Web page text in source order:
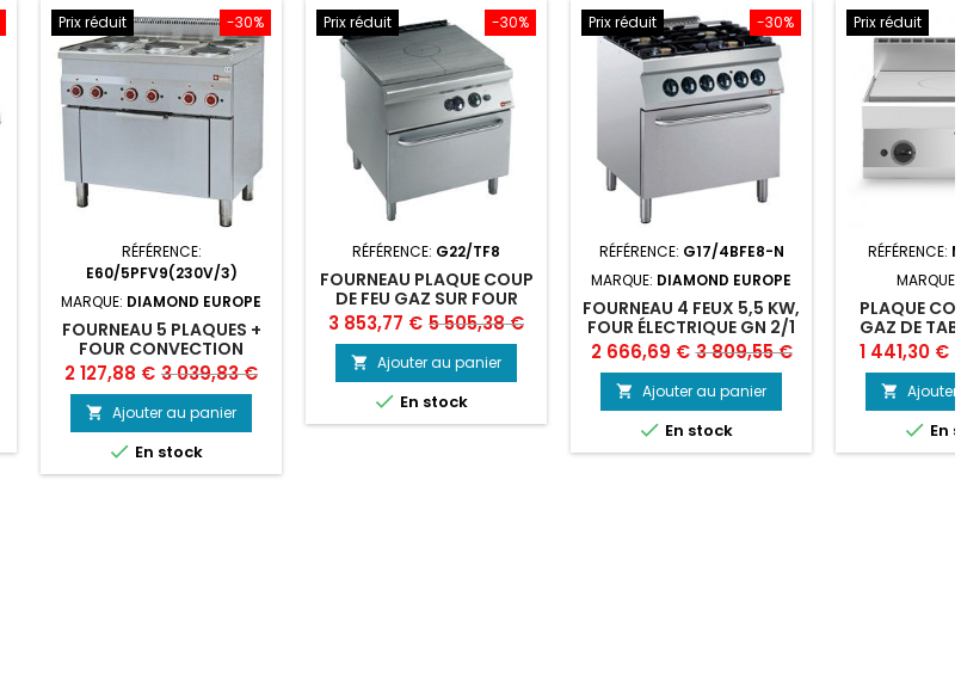
-30%
Prix réduit
RÉFÉRENCE:
E60/5PFV9(230V/3)
MARQUE: DIAMOND EUROPE
FOURNEAU 5 PLAQUES +
FOUR CONVECTION
ELECTRIQUE GN 1/1
Prix
2 127,88 € Prix
base
3 039,83 €
 Ajouter au panier
 En stock
-30%
Prix réduit
RÉFÉRENCE: G22/TF8
FOURNEAU PLAQUE COUP
DE FEU GAZ SUR FOUR
GAZ
Prix
3 853,77 € Prix
base
5 505,38 €
 Ajouter au panier
 En stock
-30%
Prix réduit
RÉFÉRENCE: G17/4BFE8-N
MARQUE: DIAMOND EUROPE
FOURNEAU 4 FEUX 5,5 KW,
FOUR ÉLECTRIQUE GN 2/1
Prix
2 666,69 € Prix
base
3 809,55 €
 Ajouter au panier
 En stock
Prix réduit
RÉFÉRENCE:
MARQUE:
PLAQUE
GAZ DE
Prix
1 441,30 €

 En